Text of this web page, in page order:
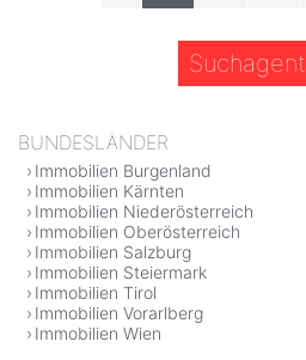
Suchagent
BUNDESLÄNDER
Immobilien Burgenland
Immobilien Kärnten
Immobilien Niederösterreich
Immobilien Oberösterreich
Immobilien Salzburg
Immobilien Steiermark
Immobilien Tirol
Immobilien Vorarlberg
Immobilien Wien